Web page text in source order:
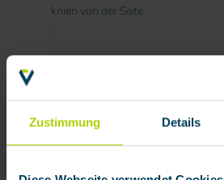
Zustimmung Details